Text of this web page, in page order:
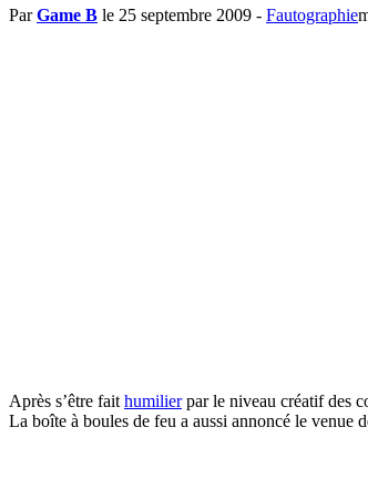
ParGame B le 25 septembre 2009 - Fautographie
Après s’être fait humilierpar le niveau créatif des
La boîte à boules de feu a aussi annoncé le venue